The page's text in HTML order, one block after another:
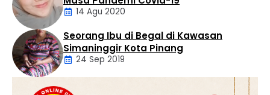
Artikel
14 Agu 2020
Daerah
Seorang Ibu di Begal di Kawasan
Simaninggir Kota Pinang
24 Sep 2019